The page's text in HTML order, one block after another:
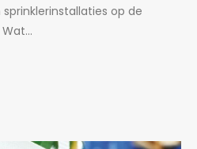
op de